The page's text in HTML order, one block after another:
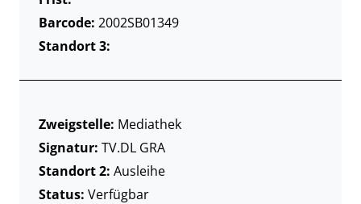
Barcode: 2002SB01349
Standort 3:
Zweigstelle: Mediathek
Signatur: TV.DL GRA
Standort 2: Ausleihe
Status: Verfügbar